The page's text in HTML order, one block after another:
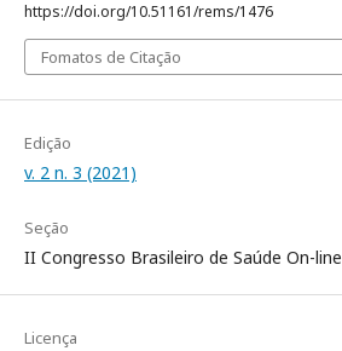
https://doi.org/10.51161/rems/1476
Fomatos de Citação
Edição
v. 2 n. 3 (2021)
Seção
II Congresso Brasileiro de Saúde On-line
Licença